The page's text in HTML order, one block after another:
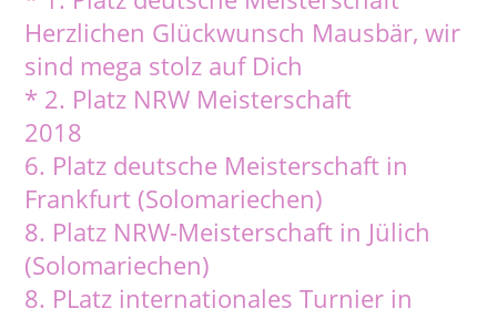
Herzlichen Glückwunsch Mausbär, wir
sind mega stolz auf Dich
* 2. Platz NRW Meisterschaft
2018
6. Platz deutsche Meisterschaft in
Frankfurt (Solomariechen)
8. Platz NRW-Meisterschaft in Jülich
(Solomariechen)
8. PLatz internationales Turnier in